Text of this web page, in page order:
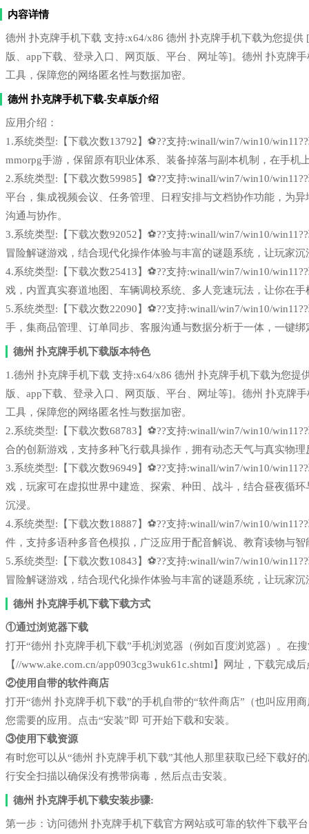
内容详情
德州 扑克牌手机下载 支持:x64/x86 德州 扑克牌手机下载为您提
版、app下载、登录入口、网页版、平台、网址等]。德州 扑克牌
工具，保障您的网络匿名性与数据加密。
德州 扑克牌手机下载-安卓版介绍
应用介绍：
1.系统类型:【下载次数13792】⚽??支持:winall/win7/win10/
mmorpg手游，保留原有职业体系、装备掉落与副本机制，在手机
2.系统类型:【下载次数59985】⚽??支持:winall/win7/win10/
平台，集成视频会议、任务管理、日程安排与文档协作功能，为
沟通与协作。
3.系统类型:【下载次数92052】⚽??支持:winall/win7/win10/
冒险解谜游戏，结合现代化操作体验与丰富的谜题系统，让玩家
4.系统类型:【下载次数25413】⚽??支持:winall/win7/win10/
戏，内置真实赛道地图、车辆调校系统、多人竞速玩法，让你在
5.系统类型:【下载次数22090】⚽??支持:winall/win7/win10/
手，集商品管理、订单同步、客服沟通与数据分析于一体，一键
德州 扑克牌手机下载版本特色
1.德州 扑克牌手机下载 支持:x64/x86 德州 扑克牌手机下载为您
版、app下载、登录入口、网页版、平台、网址等]。德州 扑克牌
工具，保障您的网络匿名性与数据加密。
2.系统类型:【下载次数68783】⚽??支持:winall/win7/win10/
合的创新游戏，支持多种飞行载具操作，拥有动态天气与真实物
3.系统类型:【下载次数96949】⚽??支持:winall/win7/win10/
戏，玩家可在虚拟世界中建造、探索、种田、战斗，结合昼夜循
沉浸。
4.系统类型:【下载次数18887】⚽??支持:winall/win7/win10/
件，支持多语种多音色模拟，广泛应用于配音解说、教育读物与
5.系统类型:【下载次数10843】⚽??支持:winall/win7/win10/
冒险解谜游戏，结合现代化操作体验与丰富的谜题系统，让玩家
德州 扑克牌手机下载下载方式
①通过浏览器下载
打开“德州 扑克牌手机下载”手机浏览器（例如百度浏览器）。在
【//www.ake.com.cn/app0903cg3wuk61c.shtml】网址，下载完成
②使用自带的软件商店
打开“德州 扑克牌手机下载”的手机自带的“软件商店”（也叫应用
您需要的应用。点击“安装”即 可开始下载和安装。
③使用下载资源
有时您可以从“德州 扑克牌手机下载”其他人那里获取已经下载好
行安全扫描以确保没有携带病毒，然后点击安装。
德州 扑克牌手机下载安装步骤:
第一步：访问德州 扑克牌手机下载官方网站或可靠的软件下载平